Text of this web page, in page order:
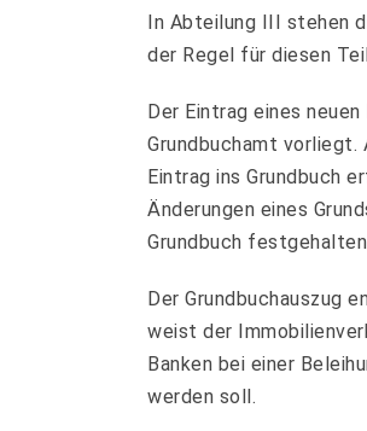
In Abteilung III stehen
der Regel für diesen
Der Eintrag eines
Grundbuchamt vorliegt.
Eintrag ins Grundbuch
Änderungen eines
Grundbuch
Der Grundbuchauszug
weist der
Banken bei einer
werden soll.